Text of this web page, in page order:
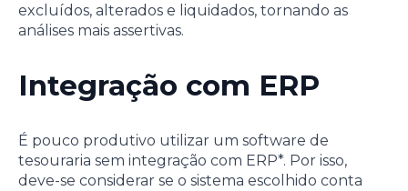
excluídos, alterados e liquidados, tornando as
análises mais assertivas.
Integração com ERP
É pouco produtivo utilizar um software de
tesouraria sem integração com ERP*. Por isso,
deve-se considerar se o sistema escolhido conta